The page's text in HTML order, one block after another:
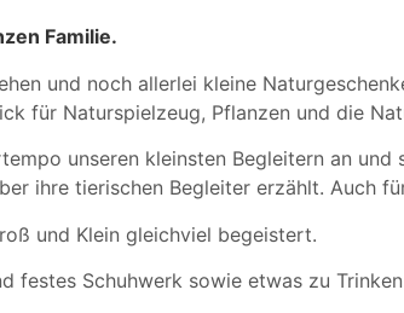
Familie.
und noch allerlei kleine
für Naturspielzeug, Pflanzen und die
unseren kleinsten Begleitern an
ihre tierischen Begleiter erzählt. Auch
und Klein gleichviel begeistert.
festes Schuhwerk sowie etwas zu